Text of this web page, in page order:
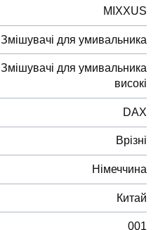
MIXXUS
Змішувачі для умивальника
Змішувачі для умивальника
високі
DAX
Врізні
Німеччина
Китай
001